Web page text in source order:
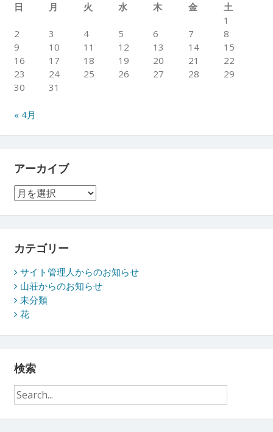
日
月 火 水 木 金
土
1
2
3 4 5 6 7
8
9
10 11 12 13 14
15
16
17 18 19 20 21
22
23
24 25 26 27 28
29
30
31
« 4月
アーカイブ
ア
ー
カ
ブ
カテゴリー
サイト管理人からのお知らせ
山荘からのお知らせ
未分類
花
検索